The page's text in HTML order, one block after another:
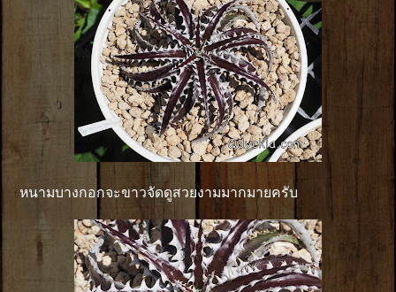
หนามบางกอกจะขาวจัดดูสวยงามมากมายครับ